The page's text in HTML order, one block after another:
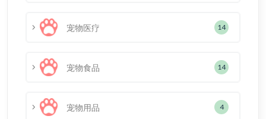
宠物医疗 14
宠物食品 14
宠物用品 4